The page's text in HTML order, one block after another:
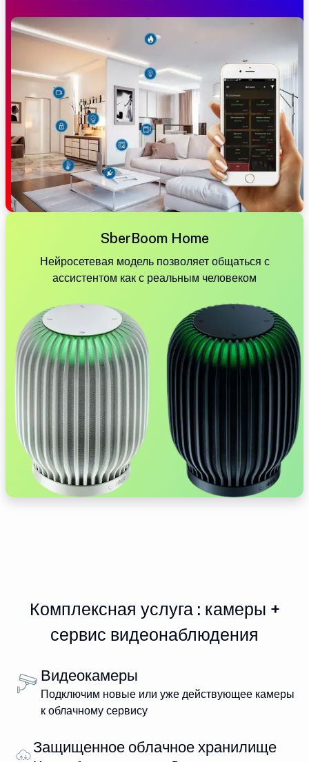
SberBoom Home
Нейросетевая модель позволяет общаться с
ассистентом как с реальным человеком
Комплексная услуга : камеры +
сервис видеонаблюдения
Видеокамеры
Подключим новые или уже действующее камеры
к облачному сервису
Защищенное облачное хранилище